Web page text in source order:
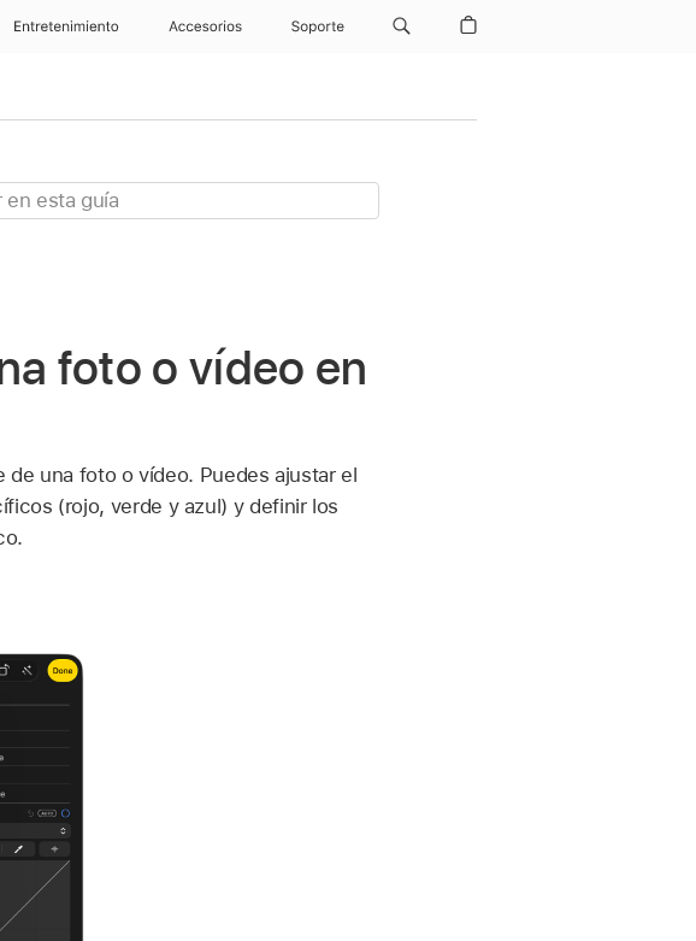
Entretenimiento Accesorios Soporte
foto o vídeo en
de una foto o vídeo. Puedes ajustar el
(rojo, verde y azul) y definir los